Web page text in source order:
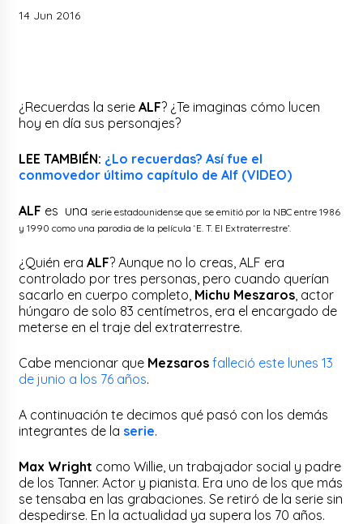
14 Jun 2016
¿Recuerdas la serie ALF? ¿Te imaginas cómo lucen
hoy en día sus personajes?
LEE TAMBIÉN: ¿Lo recuerdas? Así fue el
conmovedor último capítulo de Alf (VIDEO)
ALF es una serieestadounidense que se emitió por la NBC entre 1986
y 1990 como una parodia de la película ‘E. T. El Extraterrestre’.
¿Quién era ALF? Aunque no lo creas, ALF era
controlado por tres personas, pero cuando querían
sacarlo en cuerpo completo, Michu Meszaros , actor
húngaro de solo 83 centímetros, era el encargado de
meterse en el traje del extraterrestre.
Cabe mencionar que Mezsaros falleció este lunes 13
de junio a los 76 años.
A continuación te decimos qué pasó con los demás
integrantes de la serie.
Max Wright como Willie, un trabajador social y padre
de los Tanner. Actor y pianista. Era uno de los que más
se tensaba en las grabaciones. Se retiró de la serie sin
despedirse. En la actualidad ya supera los 70 años.